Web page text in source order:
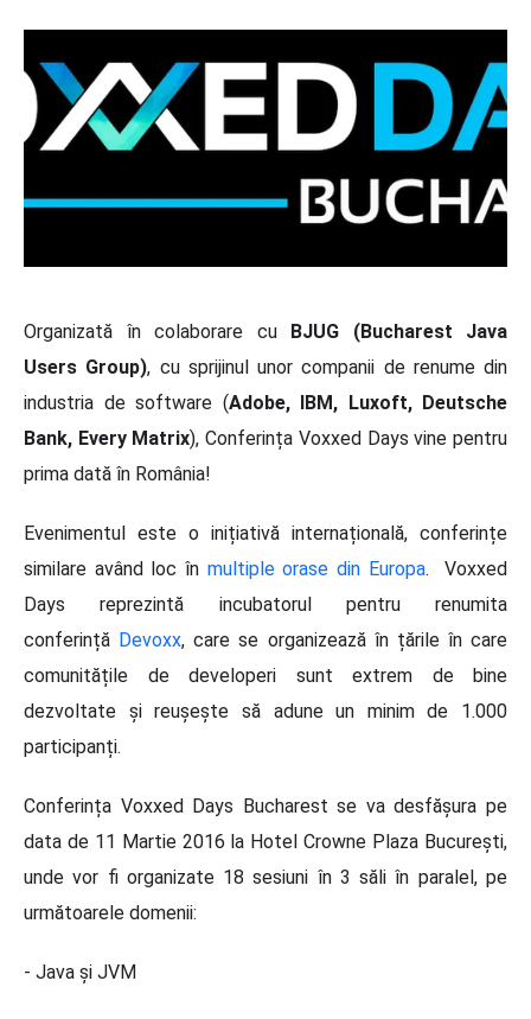
Organizată în colaborare cu BJUG (Bucharest Java
Users Group), cu sprijinul unor companii de renume din
industria de software (Adobe, IBM, Luxoft, Deutsche
Bank, Every Matrix), Conferința Voxxed Days vine pentru
prima dată în România!
Evenimentul este o inițiativă internațională, conferințe
similare având loc în multiple orase din Europa. Voxxed
Days reprezintă incubatorul pentru renumita
conferință Devoxx, care se organizează în țările în care
comunitățile de developeri sunt extrem de bine
dezvoltate și reușește să adune un minim de 1.000
participanți.
Conferința Voxxed Days Bucharest se va desfășura pe
data de 11 Martie 2016 la Hotel Crowne Plaza București,
unde vor fi organizate 18 sesiuni în 3 săli în paralel, pe
următoarele domenii:
- Java și JVM